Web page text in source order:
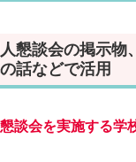
懇談会の掲示物
話などで活用
談会を実施する学